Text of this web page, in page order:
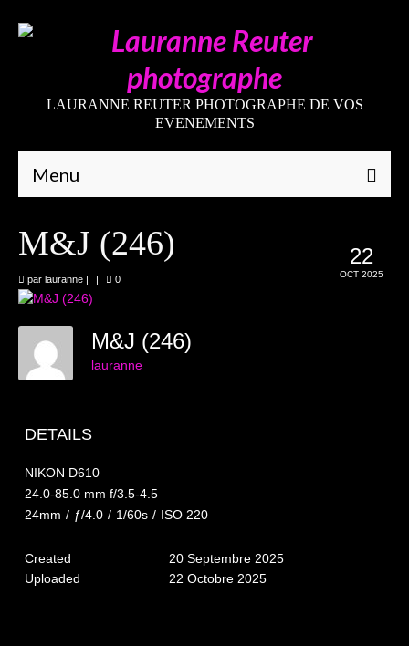
LAURANNE REUTER PHOTOGRAPHE DE VOS
EVENEMENTS
Menu
Mariages
Grossesses
Nouveaux-nés
Enfants
les 8 – 17 ans
22
OCT 2025
M&J (246)
par lauranne | | 0
M&J (246)
lauranne
DETAILS
NIKON D610
24.0-85.0 mm f/3.5-4.5
24mm / ƒ/4.0 / 1/60s / ISO 220
Created
20 Septembre 2025
Uploaded
22 Octobre 2025